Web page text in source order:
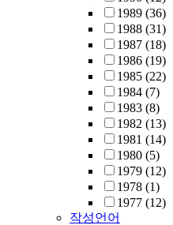
1989 (36)
1988 (31)
1987 (18)
1986 (19)
1985 (22)
1984 (7)
1983 (8)
1982 (13)
1981 (14)
1980 (5)
1979 (12)
1978 (1)
1977 (12)
작성언어